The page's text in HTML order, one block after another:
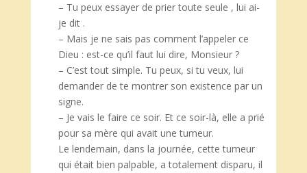
– Tu peux essayer de prier toute seule , lui ai-
je dit .
– Mais je ne sais pas comment l’appeler ce
Dieu : est-ce qu’il faut lui dire, Monsieur ?
– C’est tout simple. Tu peux, si tu veux, lui
demander de te montrer son existence par un
signe.
– Je vais le faire ce soir. Et ce soir-là, elle a prié
pour sa mère qui avait une tumeur.
Le lendemain, dans la journée, cette tumeur
qui était bien palpable, a totalement disparu, il